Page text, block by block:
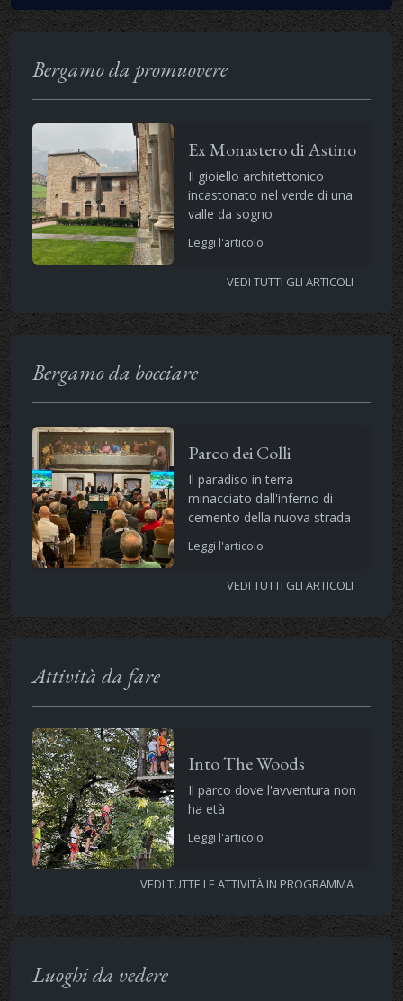
Bergamo da promuovere
Ex Monastero di Astino
Il gioiello architettonico
incastonato nel verde di una
valle da sogno
Leggi l'articolo
VEDI TUTTI GLI ARTICOLI
Bergamo da bocciare
Parco dei Colli
Il paradiso in terra
minacciato dall'inferno di
cemento della nuova strada
Leggi l'articolo
VEDI TUTTI GLI ARTICOLI
Attività da fare
Into The Woods
Il parco dove l'avventura non
ha età
Leggi l'articolo
VEDI TUTTE LE ATTIVITÀ IN PROGRAMMA
Luoghi da vedere